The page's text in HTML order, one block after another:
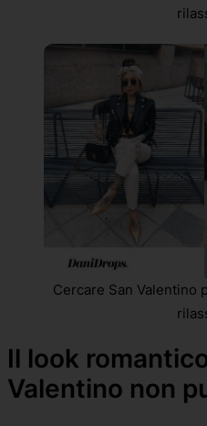
Cercare San Valentino
Il look
Valentino non